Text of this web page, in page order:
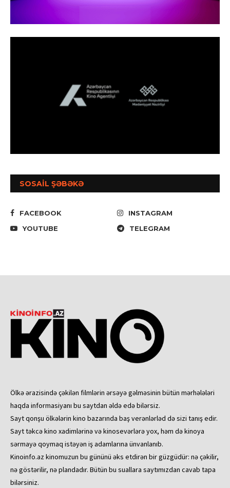
SOSAİL ŞƏBƏKƏ
FACEBOOK
INSTAGRAM
YOUTUBE
TELEGRAM
Ölkə ərazisində çəkilən filmlərin ərsəyə gəlməsinin bütün mərhələləri
haqda informasiyanı bu saytdan əldə edə bilərsiz.
Sayt qonşu ölkələrin kino bazarında baş verənlərləd də sizi tanış edir.
Sayt təkcə kino xadimlərinə və kinosevərlərə yox, həm də kinoya
sərmayə qoymaq istəyən iş adamlarına ünvanlanıb.
Kinoinfo.az kinomuzun bu gününü əks etdirən bir güzgüdür: nə çəkilir,
nə göstərilir, nə plandadır. Bütün bu suallara saytımızdan cavab tapa
bilərsiniz.